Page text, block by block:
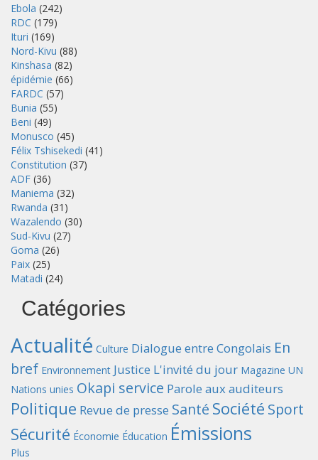
Ebola (242)
RDC (179)
Ituri (169)
Nord-Kivu (88)
Kinshasa (82)
épidémie (66)
FARDC (57)
Bunia (55)
Beni (49)
Monusco (45)
Félix Tshisekedi (41)
Constitution (37)
ADF (36)
Maniema (32)
Rwanda (31)
Wazalendo (30)
Sud-Kivu (27)
Goma (26)
Paix (25)
Matadi (24)
Catégories
Actualité Culture Dialogue entre Congolais En
bref Environnement Justice L'invité du jour Magazine UN
Nations unies Okapi service Parole aux auditeurs
Politique Revue de presse Santé Société Sport
Sécurité Économie Éducation Émissions
Plus